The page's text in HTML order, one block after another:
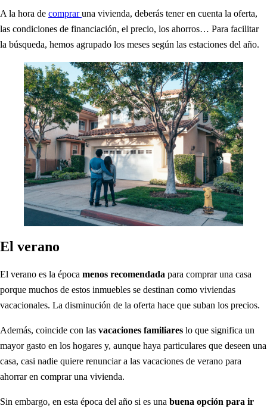
A la hora de compraruna vivienda, deberás tener en cuenta la oferta,
las condiciones de financiación, el precio, los ahorros… Para facilitar
la búsqueda, hemos agrupado los meses según las estaciones del año.
El verano
El verano es la época menos recomendada para comprar una casa
porque muchos de estos inmuebles se destinan como viviendas
vacacionales. La disminución de la oferta hace que suban los precios.
Además, coincide con las vacaciones familiares lo que significa un
mayor gasto en los hogares y, aunque haya particulares que deseen una
casa, casi nadie quiere renunciar a las vacaciones de verano para
ahorrar en comprar una vivienda.
Sin embargo, en esta época del año si es una buena opción para ir